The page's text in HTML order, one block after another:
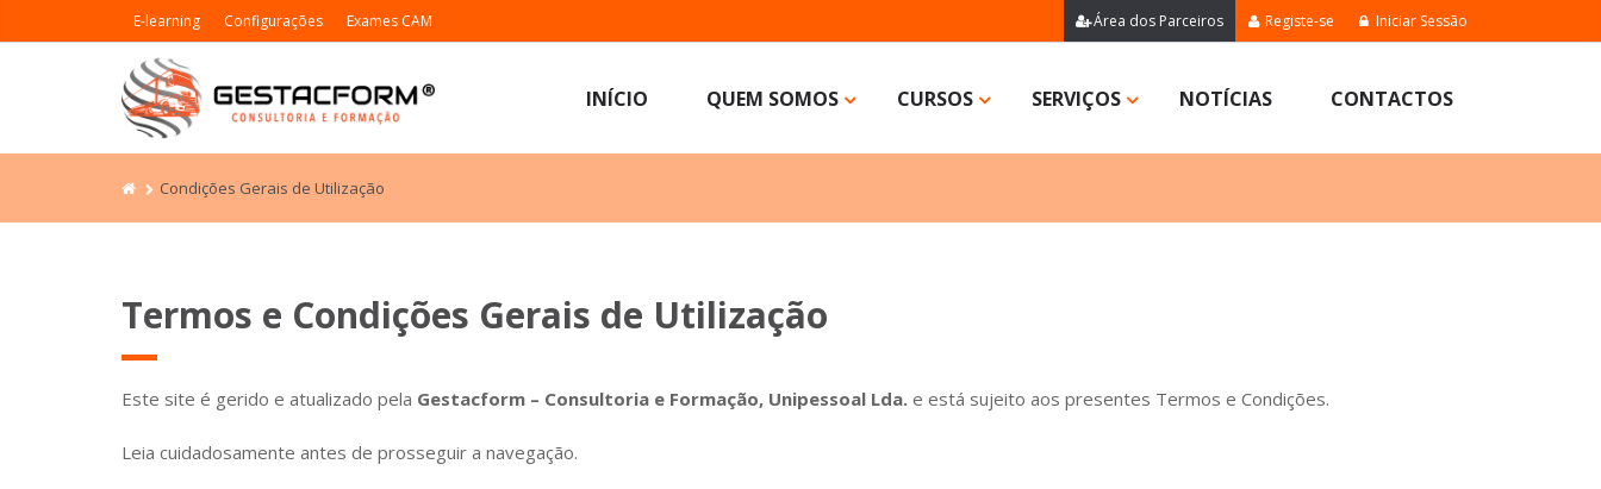
E-learning Configurações Exames CAM Área dos Parceiros Registe-se Iniciar Sessão
INÍCIO QUEM SOMOS CURSOS SERVIÇOS NOTÍCIAS CONTACTOS
Condições Gerais de Utilização
Termos e Condições Gerais de Utilização
Este site é gerido e atualizado pela Gestacform – Consultoria e Formação, Unipessoal Lda. e está sujeito aos presentes Termos e Condições.
Leia cuidadosamente antes de prosseguir a navegação.